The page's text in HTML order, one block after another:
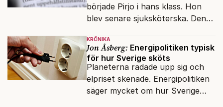
började Pirjo i hans klass. Hon
blev senare sjuksköterska. Den
för många av dagens nya
svenskar.
KRÖNIKA
Jon Åsberg: Energipolitiken typisk
för hur Sverige sköts
Planeterna radade upp sig och
elpriset skenade. Energipolitiken
säger mycket om hur Sverige